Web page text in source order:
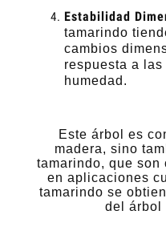
Estabilidad
tamarindo
cambios
respuesta a
humedad.
Este árbol es
madera, sino
tamarindo, que
en aplicaciones
tamarindo se
del árbol